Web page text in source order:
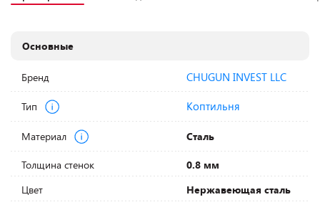
Основные
Бренд CHUGUN INVEST LLC
Тип Коптильня
Материал Сталь
Толщина стенок
0.8 мм
Цвет
Нержавеющая сталь